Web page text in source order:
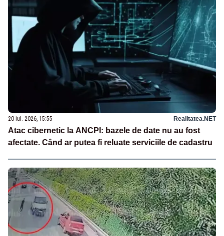
20 iul. 2026, 15:55 Realitatea.NET
Atac cibernetic la ANCPI: bazele de date nu au fost
afectate. Când ar putea fi reluate serviciile de cadastru